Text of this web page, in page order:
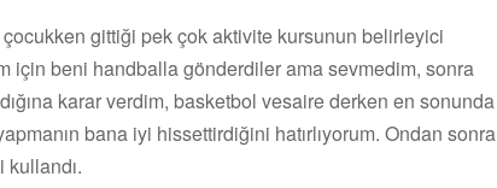
gittiği pek çok aktivite kursunun belirleyici
için beni handballa gönderdiler ama sevmedim, sonra
karar verdim, basketbol vesaire derken en sonunda
bana iyi hissettirdiğini hatırlıyorum. Ondan sonra
kullandı.